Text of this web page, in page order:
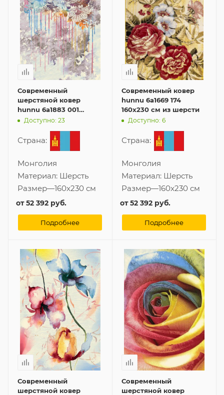
Современный
шерстяной ковер
hunnu 6a1883 001
160x230 см
Доступно: 23
Страна:
Монголия
Материал: Шерсть
Размер—160x230 см
от52 392 руб.
Подробнее
Современный ковер
hunnu 6a1669 174
160x230 см из шерсти
Доступно: 6
Страна:
Монголия
Материал: Шерсть
Размер—160x230 см
от52 392 руб.
Подробнее
Современный
шерстяной ковер
Современный
шерстяной ковер